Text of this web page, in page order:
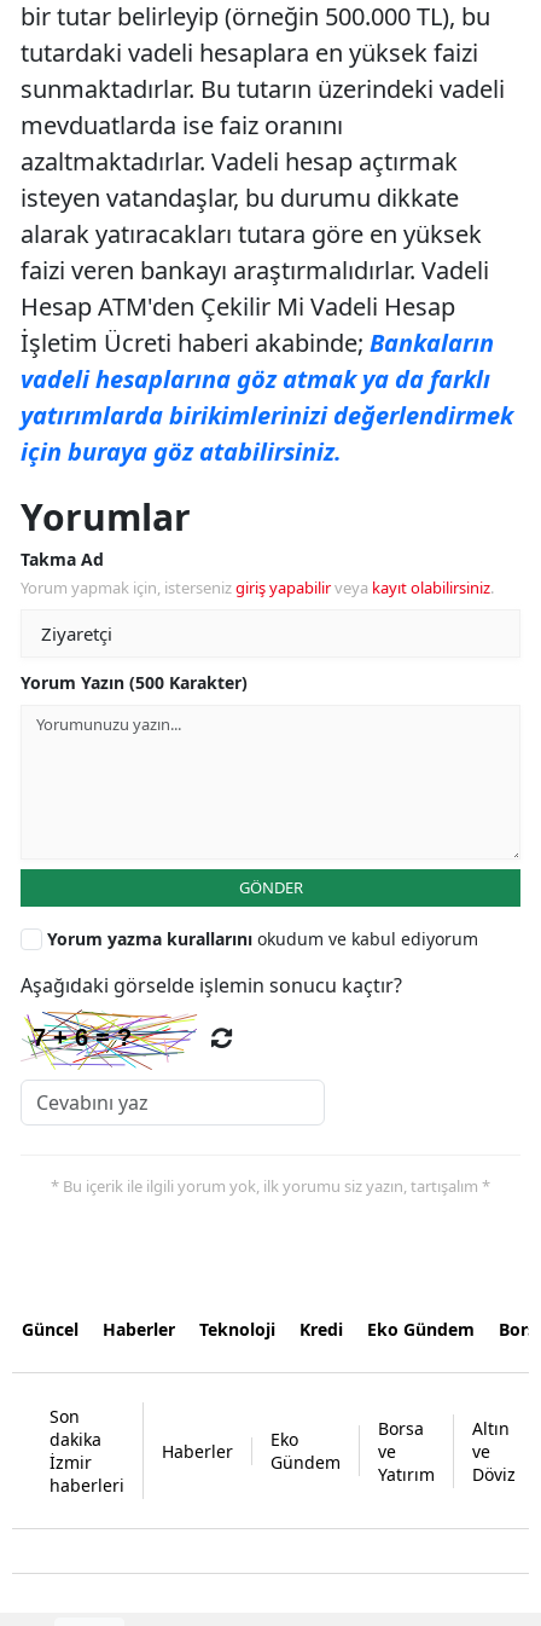
bir tutar belirleyip (örneğin 500.000 TL), bu
tutardaki vadeli hesaplara en yüksek faizi
sunmaktadırlar. Bu tutarın üzerindeki vadeli
mevduatlarda ise faiz oranını
azaltmaktadırlar. Vadeli hesap açtırmak
isteyen vatandaşlar, bu durumu dikkate
alarak yatıracakları tutara göre en yüksek
faizi veren bankayı araştırmalıdırlar. Vadeli
Hesap ATM'den Çekilir Mi Vadeli Hesap
İşletim Ücreti haberi akabinde; Bankaların
vadeli hesaplarına göz atmak ya da farklı
yatırımlarda birikimlerinizi değerlendirmek
için buraya göz atabilirsiniz.
Yorumlar
Takma Ad
Yorum yapmak için, istersenizgiriş yapabilirveya kayıt olabilirsiniz.
Yorum Yazın (500 Karakter)
GÖNDER
Yorum yazma kurallarını okudum ve kabul ediyorum
Aşağıdaki görselde işlemin sonucu kaçtır?
* Bu içerik ile ilgili yorum yok, ilk yorumu siz yazın, tartışalım *
Güncel Haberler Teknoloji Kredi Eko Gündem
Son
dakika
İzmir
haberleri
Haberler
Eko
Gündem
Borsa
ve
Yatırım
Altın
ve
Döviz